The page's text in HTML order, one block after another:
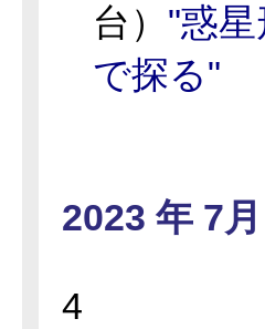
台） "惑
で探る"
2023 年 7月
4